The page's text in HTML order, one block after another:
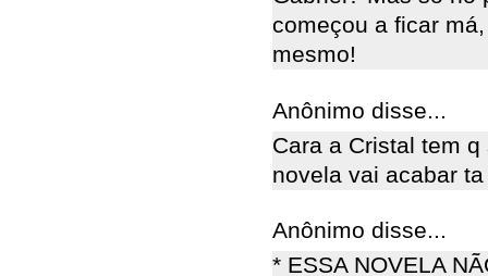
começou a ficar
mesmo!
Anônimo disse...
Cara a Cristal tem
novela vai acabar
Anônimo disse...
* ESSA NOVELA